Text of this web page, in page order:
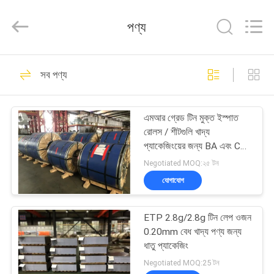
পণ্য
ভিডিও
সম্পর্কে
কারখানা
ভ্রমণ
PACKAGING
MATERIALS
Rights
বৈদ্যুতিন টিনের প্লেট
238
টিনপ্লেট শীটস
117
পণ্য
সব পণ্য
এমআর গ্রেড টিন মুক্ত ইস্পাত
রোলস / শীটগুলি খাদ্য
প্যাকেজিংয়ের জন্য BA এবং CA
অ্যানিলিং সহ TFS
Negotiated MOQ:২৫ টন
যোগাযোগ
ETP 2.8g/2.8g টিন লেপ ওজন
0.20mm বেধ খাদ্য পণ্য জন্য
ধাতু প্যাকেজিং
Negotiated MOQ:25 টন